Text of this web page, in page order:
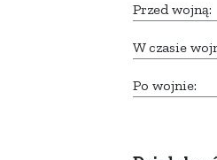
Przed wojną:
W czasie
Po wojnie: